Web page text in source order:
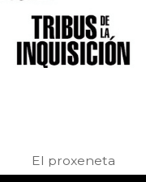
El proxeneta